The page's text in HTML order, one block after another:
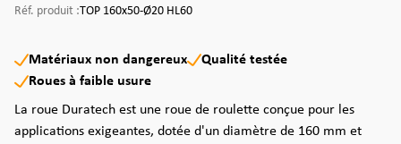
Réf. produit :TOP 160x50-Ø20 HL60
Matériaux non dangereux
Qualité testée
Roues à faible usure
La roue Duratech est une roue de roulette conçue pour les
applications exigeantes, dotée d'un diamètre de 160 mm et